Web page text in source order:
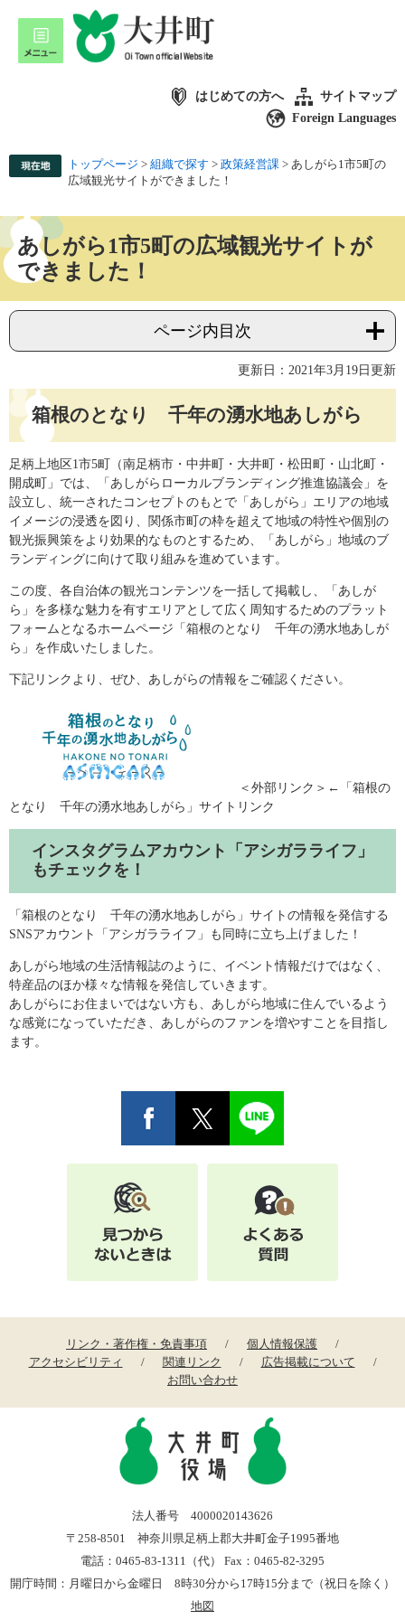
はじめての方へ
サイトマップ
Foreign Languages
トップページ > 組織で探す > 政策経営課 > あしがら1市5町の
広域観光サイトができました！
あしがら1市5町の広域観光サイトが
できました！
ページ内目次
更新日：2021年3月19日更新
箱根のとなり 千年の湧水地あしがら
足柄上地区1市5町（南足柄市・中井町・大井町・松田町・山北町・
開成町」では、「あしがらローカルブランディング推進協議会」を
設立し、統一されたコンセプトのもとで「あしがら」エリアの地域
イメージの浸透を図り、関係市町の枠を超えて地域の特性や個別の
観光振興策をより効果的なものとするため、「あしがら」地域のブ
ランディングに向けて取り組みを進めています。
この度、各自治体の観光コンテンツを一括して掲載し、「あしが
ら」を多様な魅力を有すエリアとして広く周知するためのプラット
フォームとなるホームページ「箱根のとなり 千年の湧水地あしが
ら」を作成いたしました。
下記リンクより、ぜひ、あしがらの情報をご確認ください。
＜外部リンク＞ ←「箱根の
となり 千年の湧水地あしがら」サイトリンク
インスタグラムアカウント「アシガラライフ」
もチェックを！
「箱根のとなり 千年の湧水地あしがら」サイトの情報を発信する
SNSアカウント「アシガラライフ」も同時に立ち上げました！
あしがら地域の生活情報誌のように、イベント情報だけではなく、
特産品のほか様々な情報を発信していきます。
あしがらにお住まいではない方も、あしがら地域に住んでいるよう
な感覚になっていただき、あしがらのファンを増やすことを目指し
ます。
リンク・著作権・免責事項
個人情報保護
アクセシビリティ
関連リンク
広告掲載について
お問い合わせ
法人番号 4000020143626
〒258-8501 神奈川県足柄上郡大井町金子1995番地
電話：0465-83-1311（代） Fax：0465-82-3295
開庁時間：月曜日から金曜日 8時30分から17時15分まで（祝日を除く）
地図